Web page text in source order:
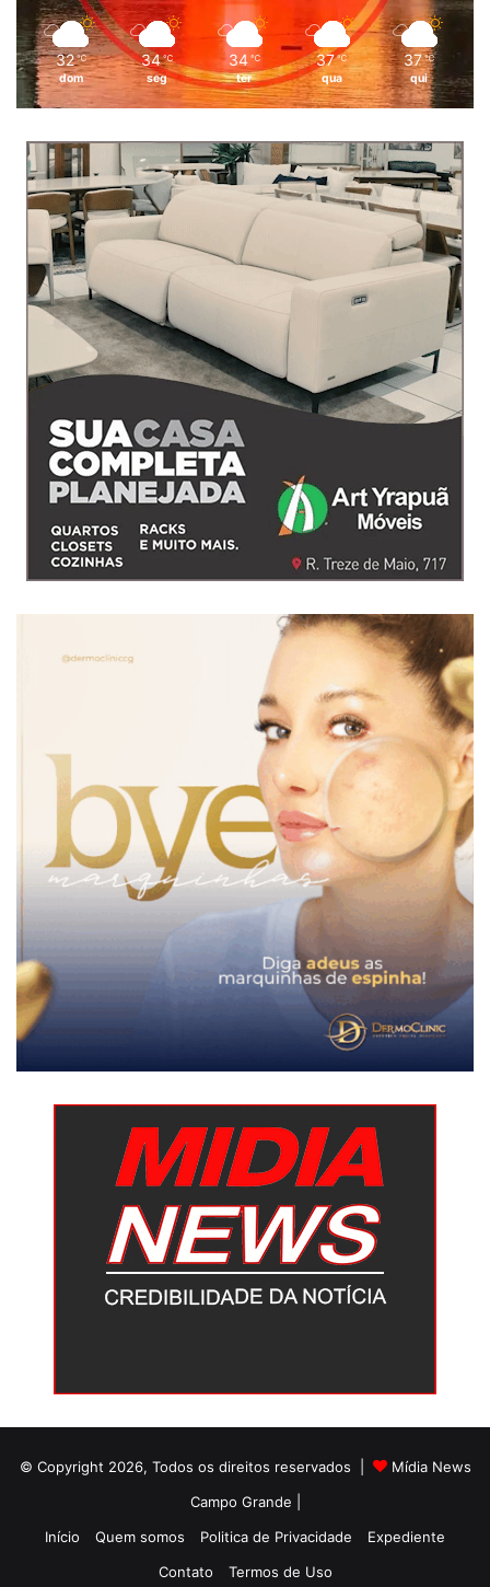
32 ℃
dom
34 ℃
seg
34 ℃
ter
37 ℃
qua
37 ℃
qui
© Copyright 2026, Todos os direitos reservados |
Mídia News
Campo Grande |
Início
Quem somos Politica de Privacidade
Expediente
Contato
Termos de Uso